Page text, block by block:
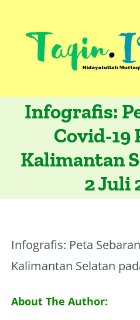
content
Infografis:
Covid-19
Kalimantan
2 Juli
Infografis: Peta
Kalimantan Selatan
About The Author: